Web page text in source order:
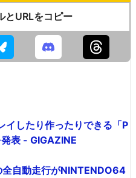
とURLをコピー
したり作ったりできる「P
表 - GIGAZINE
自動走行がNINTENDO64